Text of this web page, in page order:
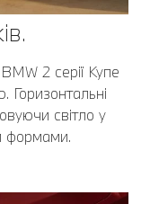
2 серії Купе
Горизонтальні
світло у
формами.